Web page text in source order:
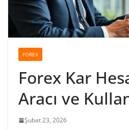
FOREX
Forex Kar
Aracı ve
Şubat 23, 2026